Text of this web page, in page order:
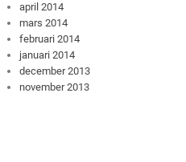
april 2014
mars 2014
februari 2014
januari 2014
december 2013
november 2013